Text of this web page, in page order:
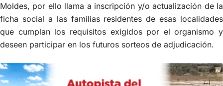
Moldes, por ello llama a inscripción y/o actualización de la
ficha social a las familias residentes de esas localidades
que cumplan los requisitos exigidos por el organismo y
deseen participar en los futuros sorteos de adjudicación.